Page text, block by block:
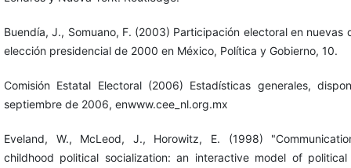
Buendía, J., Somuano, F. (2003) Participación electoral en nuevas
elección presidencial de 2000 en México, Política y Gobierno, 10.
Comisión Estatal Electoral (2006) Estadísticas generales,
septiembre de 2006, enwww.cee_nl.org.mx
Eveland, W., McLeod, J., Horowitz, E. (1998)
childhood political socialization: an interactive model of political